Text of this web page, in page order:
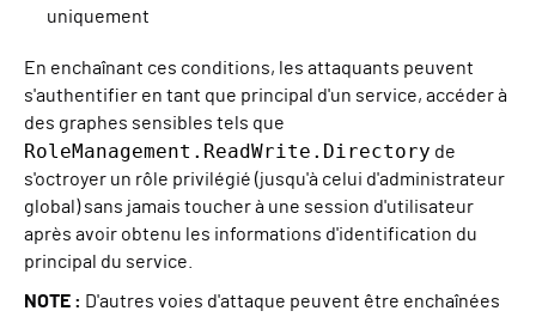
uniquement
En enchaînant ces conditions, les attaquants peuvent
s'authentifier en tant que principal d'un service, accéder à
des graphes sensibles tels que
RoleManagement.ReadWrite.Directory de
s'octroyer un rôle privilégié (jusqu'à celui d'administrateur
global) sans jamais toucher à une session d'utilisateur
après avoir obtenu les informations d'identification du
principal du service.
NOTE : D'autres voies d'attaque peuvent être enchaînées